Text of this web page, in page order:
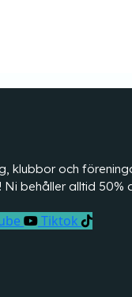
klubbor och
behåller alltid
Tiktok